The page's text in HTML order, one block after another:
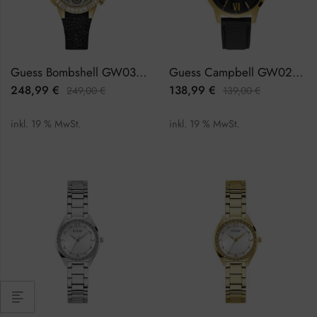
Guess Bombshell GW0313L2 Damenuhr
248,99 € 249,00€
inkl. 19 % MwSt.
Guess Campbell GW0250G2 Herrenuhr
138,99 € 139,00€
inkl. 19 % MwSt.